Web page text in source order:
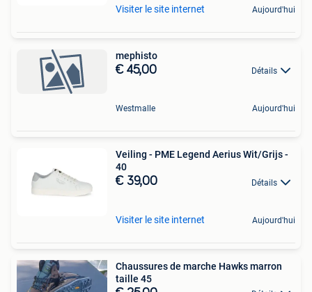
Visiter le site internet Aujourd'hui
mephisto
€ 45,00 Détails
Westmalle Aujourd'hui
Veiling - PME Legend Aerius Wit/Grijs -
40
€ 39,00 Détails
Visiter le site internet Aujourd'hui
Chaussures de marche Hawks marron
taille 45